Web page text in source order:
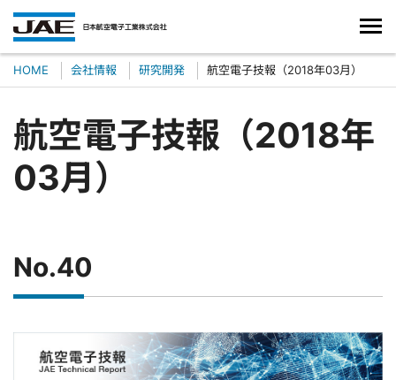
HOME 会社情報 研究開発 航空電子技報（2018年03月）
航空電子技報（2018年
03月）
No.40